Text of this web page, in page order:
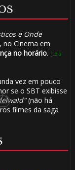
e Onde
Cinema em
no horário. [Leia
vez em pouco
se o SBT exibisse
(não há
filmes da saga